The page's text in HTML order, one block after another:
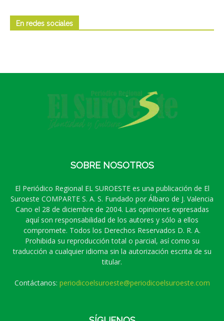
En redes sociales
SOBRE NOSOTROS
El Periódico Regional EL SUROESTE es una publicación de El
Suroeste COMPARTE S. A. S. Fundado por Álbaro de J. Valencia
Cano el 28 de diciembre de 2004. Las opiniones expresadas
aquí son responsabilidad de los autores y sólo a ellos
compromete. Todos los Derechos Reservados D. R. A.
Prohibida su reproducción total o parcial, así como su
traducción a cualquier idioma sin la autorización escrita de su
titular.
Contáctanos: periodicoelsuroeste@periodicoelsuroeste.com